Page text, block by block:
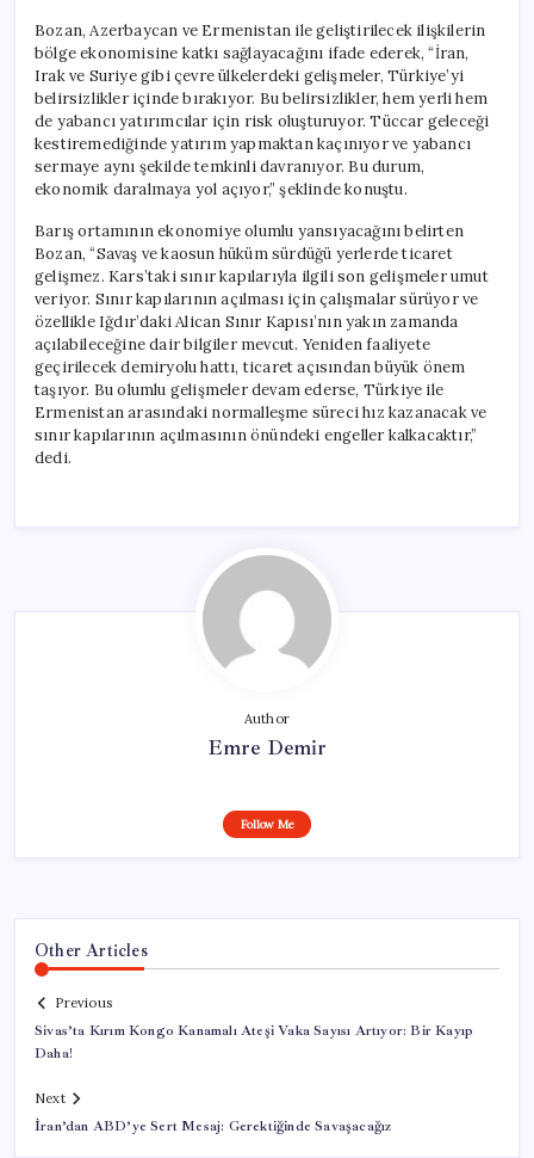
Bozan, Azerbaycan ve Ermenistan ile geliştirilecek ilişkilerin
bölge ekonomisine katkı sağlayacağını ifade ederek, “İran,
Irak ve Suriye gibi çevre ülkelerdeki gelişmeler, Türkiye’yi
belirsizlikler içinde bırakıyor. Bu belirsizlikler, hem yerli hem
de yabancı yatırımcılar için risk oluşturuyor. Tüccar geleceği
kestiremediğinde yatırım yapmaktan kaçınıyor ve yabancı
sermaye aynı şekilde temkinli davranıyor. Bu durum,
ekonomik daralmaya yol açıyor,” şeklinde konuştu.
Barış ortamının ekonomiye olumlu yansıyacağını belirten
Bozan, “Savaş ve kaosun hüküm sürdüğü yerlerde ticaret
gelişmez. Kars’taki sınır kapılarıyla ilgili son gelişmeler umut
veriyor. Sınır kapılarının açılması için çalışmalar sürüyor ve
özellikle Iğdır’daki Alican Sınır Kapısı’nın yakın zamanda
açılabileceğine dair bilgiler mevcut. Yeniden faaliyete
geçirilecek demiryolu hattı, ticaret açısından büyük önem
taşıyor. Bu olumlu gelişmeler devam ederse, Türkiye ile
Ermenistan arasındaki normalleşme süreci hız kazanacak ve
sınır kapılarının açılmasının önündeki engeller kalkacaktır,”
dedi.
Author
Emre Demir
Follow Me
Other Articles
Previous
Sivas’ta Kırım Kongo Kanamalı Ateşi Vaka Sayısı Artıyor: Bir Kayıp
Daha!
Next
İran’dan ABD’ye Sert Mesaj: Gerektiğinde Savaşacağız